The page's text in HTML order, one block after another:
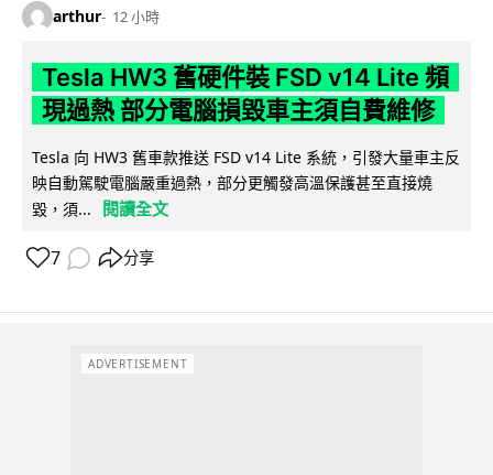
arthur 12 小時
Tesla HW3 舊硬件裝 FSD v14 Lite 頻
現過熱 部分電腦損毀車主須自費維修
Tesla 向 HW3 舊車款推送 FSD v14 Lite 系統，引發大量車主反
映自動駕駛電腦嚴重過熱，部分更觸發高溫保護甚至直接燒
毀，須...
閱讀全文
7 分享
ADVERTISEMENT